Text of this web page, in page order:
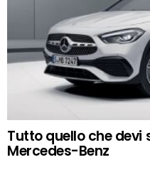
Tutto quello che devi
Mercedes-Benz